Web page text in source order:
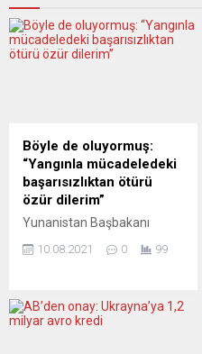
Böyle de oluyormuş:
“Yangınla mücadeledeki
başarısızlıktan ötürü
özür dilerim”
Yunanistan Başbakanı
mücadelede gösterilen
500 milyon avro hacminde
ek kaynak açıkladı.
10.08.2021 0 99